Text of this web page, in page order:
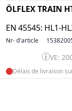
ÖLFLEX TRAIN
EN 45545: HL1-
Nr- d'article
VE:
Délais de livraison